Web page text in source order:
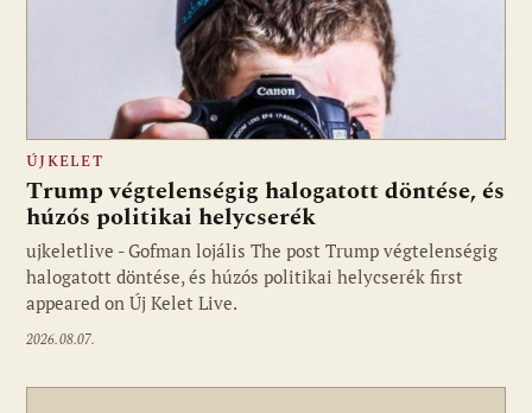
Fotó: ujkelet.live
ÚJKELET
Trump végtelenségig halogatott döntése, és
húzós politikai helycserék
ujkeletlive - Gofman lojális The post Trump végtelenségig
halogatott döntése, és húzós politikai helycserék first
appeared on Új Kelet Live.
2026.08.07.